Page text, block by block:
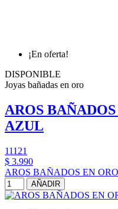
¡En oferta!
DISPONIBLE
Joyas bañadas en oro
AROS
AZUL
11121
$ 3.990
AROS BAÑADOS EN
AÑADIR